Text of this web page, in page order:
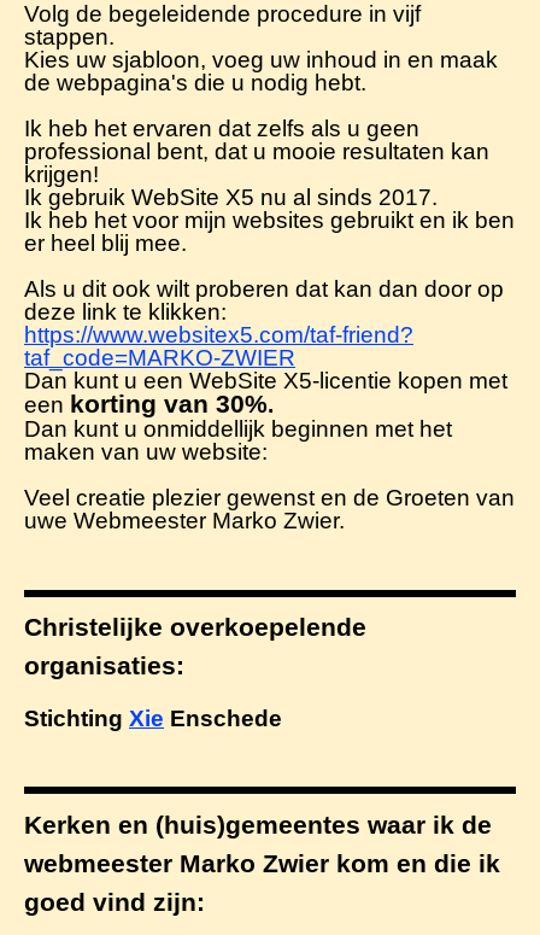
Volg de begeleidende procedure in vijf
stappen.
Kies uw sjabloon, voeg uw inhoud in en maak
de webpagina's die u nodig hebt.
Ik heb het ervaren dat zelfs als u geen
professional bent, dat u mooie resultaten kan
krijgen!
Ik gebruik WebSite X5 nu al sinds 2017.
Ik heb het voor mijn websites gebruikt en ik ben
er heel blij mee.
Als u dit ook wilt proberen dat kan dan door op
deze link te klikken:
https://www.websitex5.com/taf-friend?
taf_code=MARKO-ZWIER
Dan kunt u een WebSite X5-licentie kopen met
een korting van 30%.
Dan kunt u onmiddellijk beginnen met het
maken van uw website:
Veel creatie plezier gewenst en de Groeten van
uwe Webmeester Marko Zwier.
Christelijke overkoepelende
organisaties:
Stichting Xie Enschede
Kerken en (huis)gemeentes waar ik de
webmeester Marko Zwier kom en die ik
goed vind zijn: